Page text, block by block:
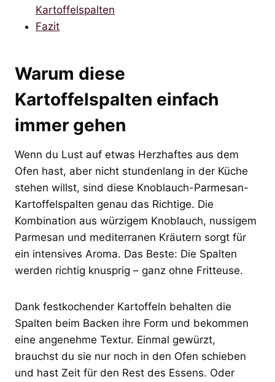
Kartoffelspalten
Fazit
Warum diese
Kartoffelspalten einfach
immer gehen
Wenn du Lust auf etwas Herzhaftes aus dem
Ofen hast, aber nicht stundenlang in der Küche
stehen willst, sind diese Knoblauch-Parmesan-
Kartoffelspalten genau das Richtige. Die
Kombination aus würzigem Knoblauch, nussigem
Parmesan und mediterranen Kräutern sorgt für
ein intensives Aroma. Das Beste: Die Spalten
werden richtig knusprig – ganz ohne Fritteuse.
Dank festkochender Kartoffeln behalten die
Spalten beim Backen ihre Form und bekommen
eine angenehme Textur. Einmal gewürzt,
brauchst du sie nur noch in den Ofen schieben
und hast Zeit für den Rest des Essens. Oder